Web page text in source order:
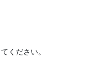
てください。